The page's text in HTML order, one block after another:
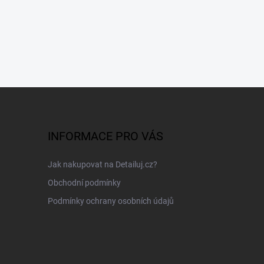
INFORMACE PRO VÁS
Jak nakupovat na Detailuj.cz?
Obchodní podmínky
Podmínky ochrany osobních údajů